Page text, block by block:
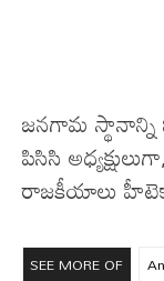
జనగామ స్థానాన్ని
పిసిసి
రాజకీయాలు
SEE MORE OF